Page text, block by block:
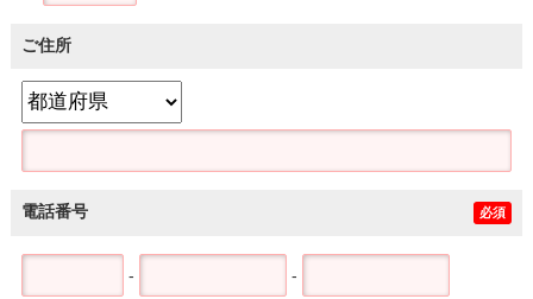
ご住所
電話番号 必須
- -